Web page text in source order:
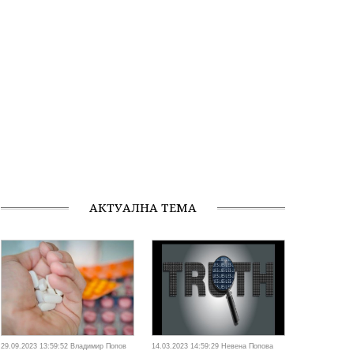
АКТУАЛНА ТЕМА
29.09.2023 13:59:52 Владимир Попов 14.03.2023 14:59:29 Невена Попова